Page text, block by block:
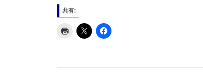
共有: